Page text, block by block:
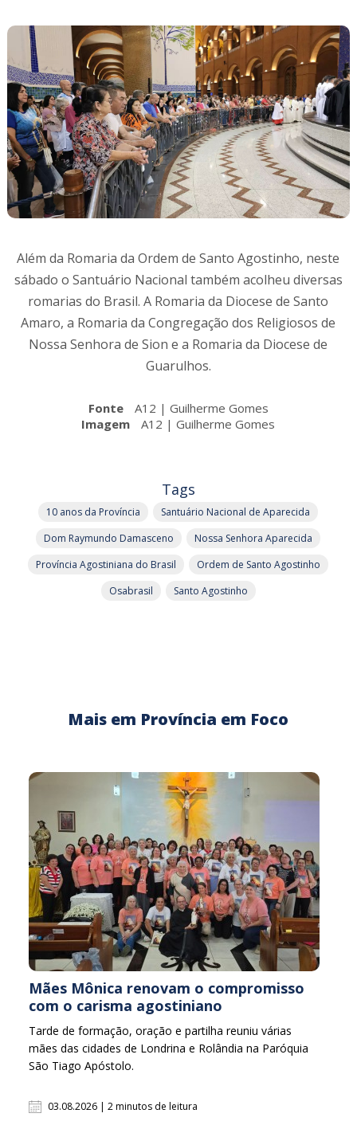
Além da Romaria da Ordem de Santo Agostinho, neste
sábado o Santuário Nacional também acolheu diversas
romarias do Brasil. A Romaria da Diocese de Santo
Amaro, a Romaria da Congregação dos Religiosos de
Nossa Senhora de Sion e a Romaria da Diocese de
Guarulhos.
Fonte
A12 | Guilherme Gomes
Imagem
A12 | Guilherme Gomes
Tags
10 anos da Província
Santuário Nacional de Aparecida
Dom Raymundo Damasceno
Nossa Senhora Aparecida
Província Agostiniana do Brasil
Ordem de Santo Agostinho
Osabrasil
Santo Agostinho
Mais em Província em Foco
Mães Mônica renovam o compromisso
com o carisma agostiniano
Tarde de formação, oração e partilha reuniu várias
mães das cidades de Londrina e Rolândia na Paróquia
São Tiago Apóstolo.
03.08.2026 | 2 minutos de leitura